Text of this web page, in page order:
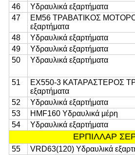
46
Υδραυλικά εξαρτήματα
47
ΕΜ56 ΤΡΑΒΑΤΙΚΟΣ
εξαρτήματα
48
Υδραυλικά εξαρτήματα
49
Υδραυλικά εξαρτήματα
50
Υδραυλικά εξαρτήματα
51
EX550-3 ΚΑΤΑΡΑΣΤΕΡΟΣ
εξαρτήματα
52
Υδραυλικά εξαρτήματα
53
HMF160 Υδραυλικά μέρη
54
Υδραυλικά εξαρτήματα
ΕΡΠΙΛΛΑΡ
55 VRD63(120) Υδραυλικά